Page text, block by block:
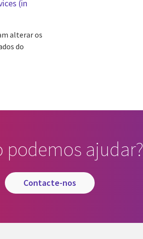
(in
alterar os
do
podemos ajudar?
contacte-nos